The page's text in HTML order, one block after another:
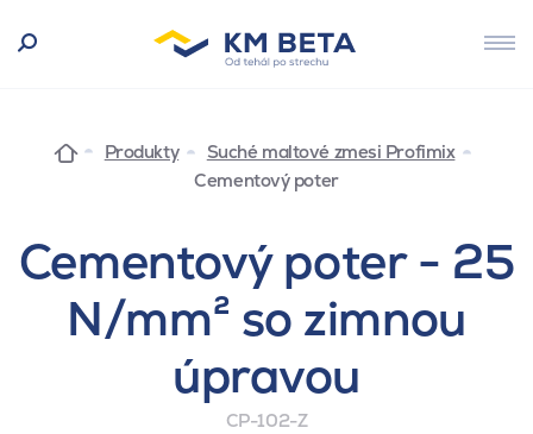
Produkty
Suché maltové zmesi Profimix
Cementový poter
Cementový poter - 25
N/mm² so zimnou
úpravou
CP-102-Z